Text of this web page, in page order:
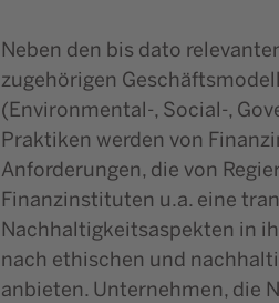
Neben den bis dato
zugehörigen
(Environmental-, Social-,
Praktiken werden von
Anforderungen, die von
Finanzinstituten u.a. eine
Nachhaltigkeitsaspekten in
nach ethischen und
anbieten. Unternehmen, die